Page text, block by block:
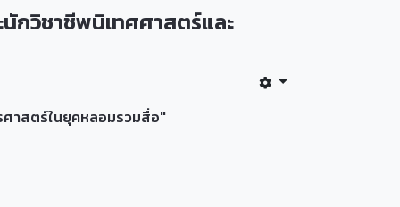
กวิชาชีพนิเทศศาสตร์และ
ศาสตร์ในยุคหลอมรวมสื่อ"